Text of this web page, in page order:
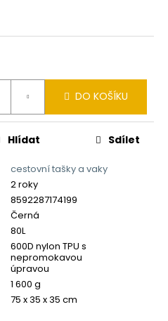
DO KOŠÍKU
cestovní tašky a vaky
2 roky
8592287174199
Černá
80L
600D nylon TPU s
nepromokavou
úpravou
1 600 g
75 x 35 x 35 cm
Hlídat Sdílet